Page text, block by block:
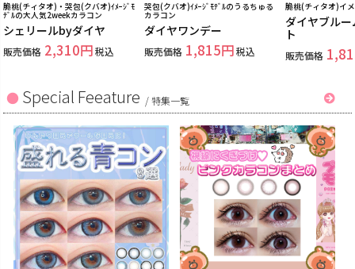
脆桃(チィタオ)・哭包(クバオ)ｲﾒｰｼﾞﾓ
ﾃﾞﾙの大人気2weekカラコン
シェリールbyダイヤ
販売価格 2,310 税込
哭包(クバオ)ｲﾒｰｼﾞﾓﾃﾞﾙのうるちゅる
カラコン
ダイヤワンデー
販売価格 1,815 税込
脆桃(チィタオ)イ
ダイヤブル
ト
販売価格
Special Feeature /特集一覧